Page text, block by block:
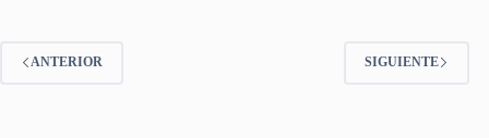
ANTERIOR SIGUIENTE